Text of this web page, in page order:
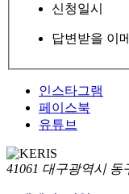
신청일시
답변받을 이
인스타그램
페이스북
유튜브
41061 대구광역시 동